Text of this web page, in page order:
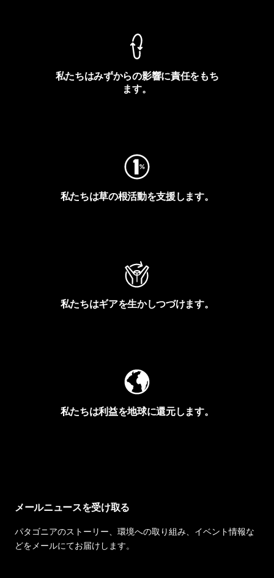
私たちはみずからの影響に責任をもち
ます。
私たちは草の根活動を支援します。
私たちはギアを生かしつづけます。
私たちは利益を地球に還元します。
メールニュースを受け取る
パタゴニアのストーリー、環境への取り組み、イベント情報な
どをメールにてお届けします。